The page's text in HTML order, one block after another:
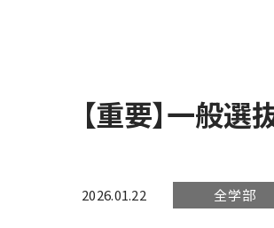
【重要】一般
2026.01.22 全学部